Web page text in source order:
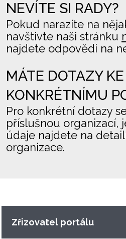
NEVÍTE SI RADY?
Pokud narazíte na
navštivte naši stránku
najdete odpovědi na
MÁTE DOTAZY KE
KONKRÉTNÍMU
Pro konkrétní dotazy
příslušnou organizací,
údaje najdete na
organizace.
Zřizovatel portálu